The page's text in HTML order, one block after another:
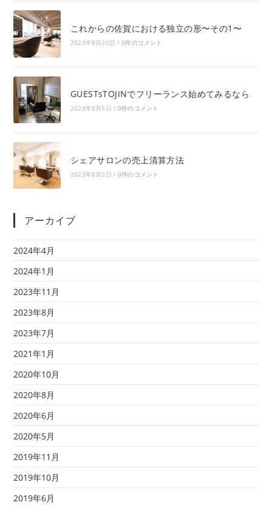
これからの佐賀における独立の形〜その1〜
2023年8月20日 / 0件のコメント
GUESTsTOJINでフリーランス始めてみるなら
2023年8月5日 / 0件のコメント
シェアサロンの売上清算方法
2023年8月2日 / 0件のコメント
アーカイブ
2024年4月
2024年1月
2023年11月
2023年8月
2023年7月
2021年1月
2020年10月
2020年8月
2020年6月
2020年5月
2019年11月
2019年10月
2019年6月